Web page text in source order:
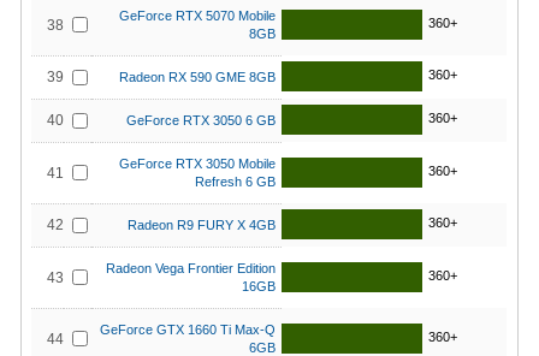
38
GeForce RTX 5070 Mobile
8GB
360+
39 Radeon RX 590 GME 8GB 360+
40 GeForce RTX 3050 6 GB 360+
41
GeForce RTX 3050 Mobile
Refresh 6 GB
360+
42 Radeon R9 FURY X 4GB 360+
43
Radeon Vega Frontier Edition
16GB
360+
44
GeForce GTX 1660 Ti Max-Q
6GB
360+